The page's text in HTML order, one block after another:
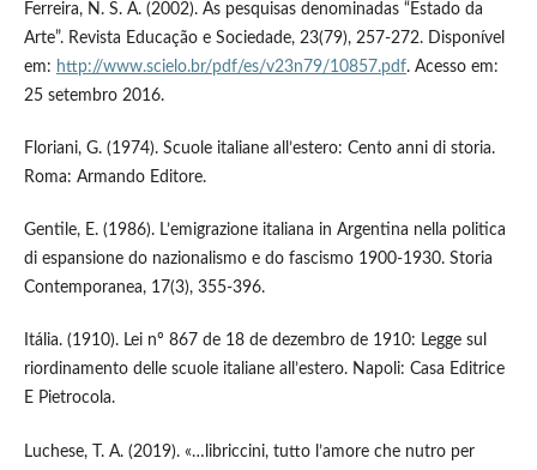
Ferreira, N. S. A. (2002). As pesquisas denominadas “Estado da
Arte”. Revista Educação e Sociedade, 23(79), 257-272. Disponível
em: http://www.scielo.br/pdf/es/v23n79/10857.pdf. Acesso em:
25 setembro 2016.
Floriani, G. (1974). Scuole italiane all’estero: Cento anni di storia.
Roma: Armando Editore.
Gentile, E. (1986). L’emigrazione italiana in Argentina nella politica
di espansione do nazionalismo e do fascismo 1900-1930. Storia
Contemporanea, 17(3), 355-396.
Itália. (1910). Lei nº 867 de 18 de dezembro de 1910: Legge sul
riordinamento delle scuole italiane all’estero. Napoli: Casa Editrice
E Pietrocola.
Luchese, T. A. (2019). «…libriccini, tutto l’amore che nutro per